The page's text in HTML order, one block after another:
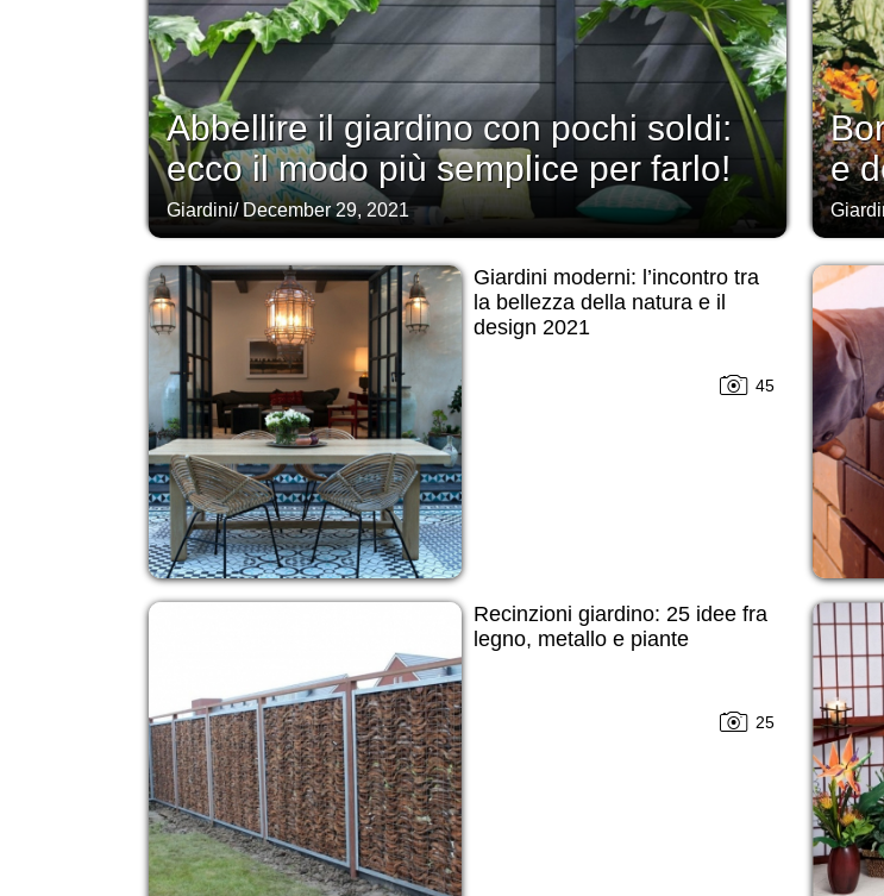
Abbellire il giardino con pochi soldi:
ecco il modo più semplice per farlo!
Giardini/December 29, 2021
e
Giardini moderni: l’incontro tra
la bellezza della natura e il
design 2021
45
Recinzioni giardino: 25 idee fra
legno, metallo e piante
25